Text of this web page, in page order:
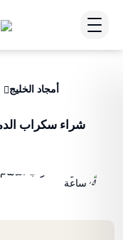
أمجاد الخليج
شراء سكراب